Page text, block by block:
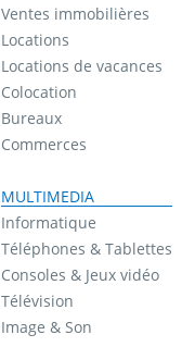
Ventes immobilières
Locations
Locations de vacances
Colocation
Bureaux
Commerces
MULTIMEDIA
Informatique
Téléphones & Tablettes
Consoles & Jeux vidéo
Télévision
Image & Son